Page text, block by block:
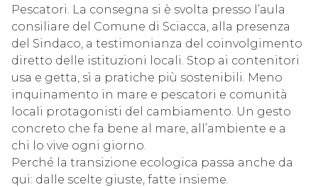
Pescatori. La consegna si è svolta presso l’aula
consiliare del Comune di Sciacca, alla presenza
del Sindaco, a testimonianza del coinvolgimento
diretto delle istituzioni locali. Stop ai contenitori
usa e getta, sì a pratiche più sostenibili. Meno
inquinamento in mare e pescatori e comunità
locali protagonisti del cambiamento. Un gesto
concreto che fa bene al mare, all’ambiente e a
chi lo vive ogni giorno.
Perché la transizione ecologica passa anche da
qui: dalle scelte giuste, fatte insieme.